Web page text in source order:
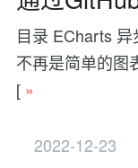
目录 ECharts
不再是简单的图
[ »
2022-12-23